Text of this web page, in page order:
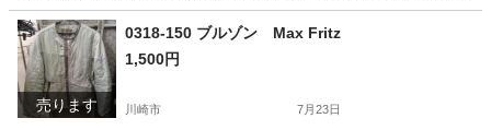
神奈川 川崎市 インテリア雑貨/小物
売ります
0318-150 ブルゾン Max Fritz
1,500円
川崎市 7月23日